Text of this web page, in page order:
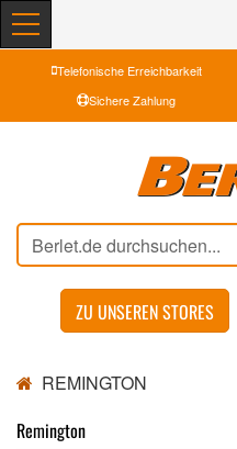
Telefonische Erreichbarkeit
Sichere Zahlung
ZU UNSEREN STORES
REMINGTON
Remington